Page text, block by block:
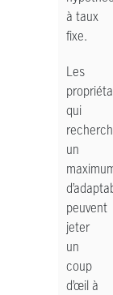
à taux
fixe.
Les
qui
un
peuvent
jeter
un
coup
d’œil à